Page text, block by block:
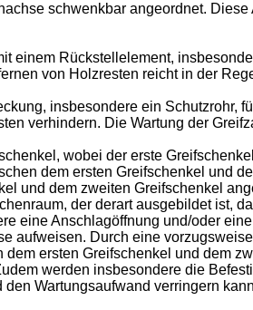
schwenkbar angeordnet.
einem Rückstellelement,
von Holzresten reicht in der
insbesondere ein Schutzrohr,
verhindern. Die Wartung der
wobei der erste
dem ersten Greifschenkel und
und dem zweiten Greifschenkel
der derart ausgebildet ist,
eine Anschlagöffnung und/oder
aufweisen. Durch eine
ersten Greifschenkel und dem
werden insbesondere die
Wartungsaufwand verringern